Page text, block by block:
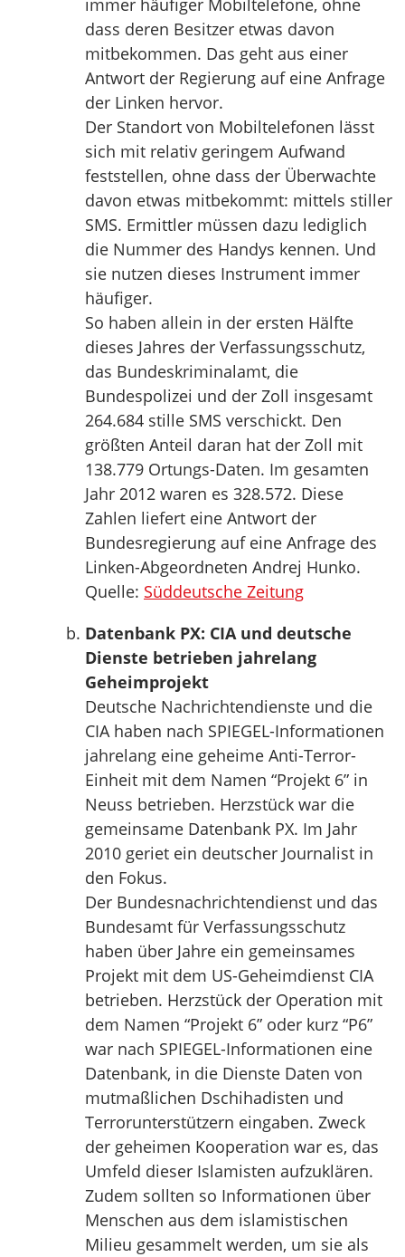
immer häufiger Mobiltelefone, ohne
dass deren Besitzer etwas davon
mitbekommen. Das geht aus einer
Antwort der Regierung auf eine Anfrage
der Linken hervor.
Der Standort von Mobiltelefonen lässt
sich mit relativ geringem Aufwand
feststellen, ohne dass der Überwachte
davon etwas mitbekommt: mittels stiller
SMS. Ermittler müssen dazu lediglich
die Nummer des Handys kennen. Und
sie nutzen dieses Instrument immer
häufiger.
So haben allein in der ersten Hälfte
dieses Jahres der Verfassungsschutz,
das Bundeskriminalamt, die
Bundespolizei und der Zoll insgesamt
264.684 stille SMS verschickt. Den
größten Anteil daran hat der Zoll mit
138.779 Ortungs-Daten. Im gesamten
Jahr 2012 waren es 328.572. Diese
Zahlen liefert eine Antwort der
Bundesregierung auf eine Anfrage des
Linken-Abgeordneten Andrej Hunko.
Quelle: Süddeutsche Zeitung
Datenbank PX: CIA und deutsche
Dienste betrieben jahrelang
Geheimprojekt
Deutsche Nachrichtendienste und die
CIA haben nach SPIEGEL-Informationen
jahrelang eine geheime Anti-Terror-
Einheit mit dem Namen “Projekt 6” in
Neuss betrieben. Herzstück war die
gemeinsame Datenbank PX. Im Jahr
2010 geriet ein deutscher Journalist in
den Fokus.
Der Bundesnachrichtendienst und das
Bundesamt für Verfassungsschutz
haben über Jahre ein gemeinsames
Projekt mit dem US-Geheimdienst CIA
betrieben. Herzstück der Operation mit
dem Namen “Projekt 6” oder kurz “P6”
war nach SPIEGEL-Informationen eine
Datenbank, in die Dienste Daten von
mutmaßlichen Dschihadisten und
Terrorunterstützern eingaben. Zweck
der geheimen Kooperation war es, das
Umfeld dieser Islamisten aufzuklären.
Zudem sollten so Informationen über
Menschen aus dem islamistischen
Milieu gesammelt werden, um sie als